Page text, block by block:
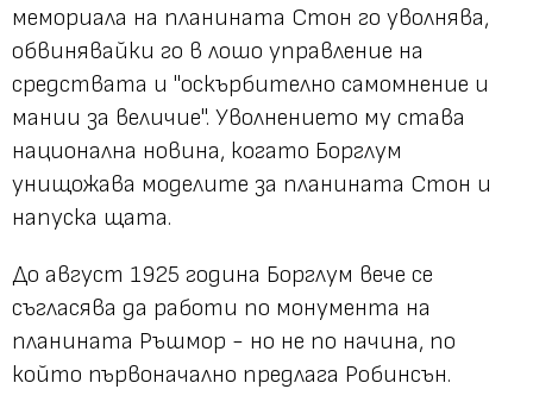
мемориала на планината Стон го уволнява,
обвинявайки го в лошо управление на
средствата и "оскърбително самомнение и
мании за величие". Уволнението му става
национална новина, когато Борглум
унищожава моделите за планината Стон и
напуска щата.
До август 1925 година Борглум вече се
съгласява да работи по монумента на
планината Ръшмор - но не по начина, по
който първоначално предлага Робинсън.